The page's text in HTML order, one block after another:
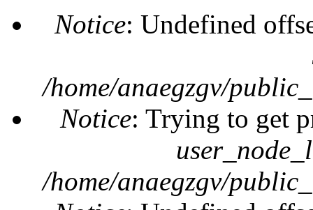
Notice: Undefined
/home/anaegzgv/
Notice: Trying to get
/home/anaegzgv/